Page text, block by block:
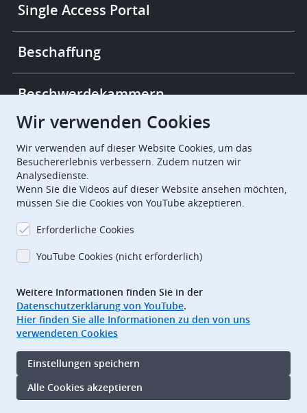
Single Access Portal
Beschaffung
Beschwerdekammern
EuropeanPatentOffice
EPO Procurement
TheEPO
Footer
Impressum
Nutzungsbedingungen
Datenschutz
Barrierefreiheit
Wir verwenden Cookies
Wir verwenden auf dieser Website Cookies, um das
Besuchererlebnis verbessern. Zudem nutzen wir
Analysedienste.
Wenn Sie die Videos auf dieser Website ansehen möchten,
müssen Sie die Cookies von YouTube akzeptieren.
Erforderliche Cookies
YouTube Cookies (nicht erforderlich)
Weitere Informationen finden Sie in der
Datenschutzerklärung von YouTube.
Hier finden Sie alle Informationen zu den von uns
verwendeten Cookies
Einstellungen speichern
Alle Cookies akzeptieren